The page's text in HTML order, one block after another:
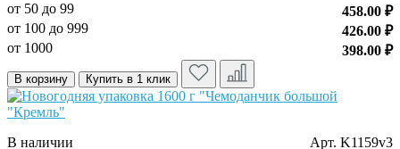
от 50 до 99
458.00 ₽
от 100 до 999
426.00 ₽
от 1000
398.00 ₽
В корзину Купить в 1 клик
В наличии Арт. K1159v3